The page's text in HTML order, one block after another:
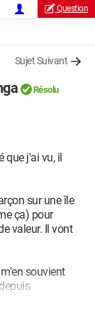
Question
Sujet Suivant
Résolu
que j'ai vu, il
sur une île
ça) pour
valeur. Il vont
souvient
de détail sur le